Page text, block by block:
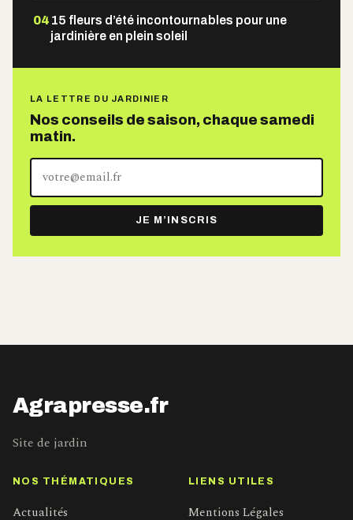
04 15 fleurs d’été incontournables pour une
jardinière en plein soleil
LA LETTRE DU JARDINIER
Nos conseils de saison, chaque samedi
matin.
Votre
adresse
e-
mail
JE M’INSCRIS
Agrapresse.fr
Site de jardin
NOS THÉMATIQUES
Actualités
LIENS UTILES
Mentions Légales